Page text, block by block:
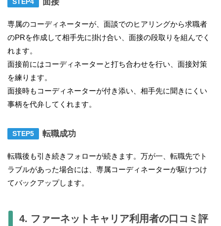
専属のコーディネーターが、面談でのヒアリングから求職者
のPRを作成して相手先に掛け合い、面接の段取りを組んでく
れます。
面接前にはコーディネーターと打ち合わせを行い、面接対策
を練ります。
面接時もコーディネーターが付き添い、相手先に聞きにくい
事柄を代弁してくれます。
転職成功
転職後も引き続きフォローが続きます。万が一、転職先でト
ラブルがあった場合には、専属コーディネーターが駆けつけ
てバックアップします。
4. ファーネットキャリア利用者の口コミ評